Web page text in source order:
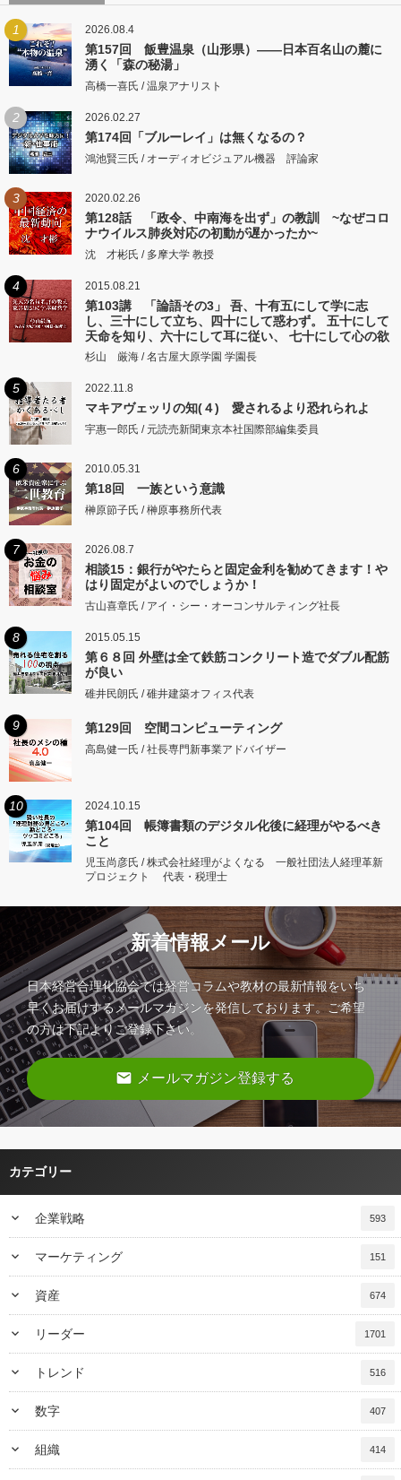
1 2026.08.4
第157回 飯豊温泉（山形県）――日本百名山の麓に
湧く「森の秘湯」
高橋一喜氏 / 温泉アナリスト
2 2026.02.27
第174回「ブルーレイ」は無くなるの？
鴻池賢三氏 / オーディオビジュアル機器 評論家
3 2020.02.26
第128話 「政令、中南海を出ず」の教訓 ~なぜコロ
ナウイルス肺炎対応の初動が遅かったか~
沈 才彬氏 / 多摩大学 教授
4 2015.08.21
第103講 「論語その3」 吾、十有五にして学に志
し、三十にして立ち、四十にして惑わず。 五十にして
天命を知り、六十にして耳に従い、 七十にして心の欲
するところに従いて矩をこえず。
杉山 厳海 / 名古屋大原学園 学園長
5 2022.11.8
マキアヴェッリの知(４) 愛されるより恐れられよ
宇惠一郎氏 / 元読売新聞東京本社国際部編集委員
6 2010.05.31
第18回 一族という意識
榊原節子氏 / 榊原事務所代表
7 2026.08.7
相談15：銀行がやたらと固定金利を勧めてきます！や
はり固定がよいのでしょうか！
古山喜章氏 / アイ・シー・オーコンサルティング社長
8 2015.05.15
第６８回 外壁は全て鉄筋コンクリート造でダブル配筋
が良い
碓井民朗氏 / 碓井建築オフィス代表
9 第129回 空間コンピューティング
高島健一氏 / 社長専門新事業アドバイザー
10 2024.10.15
第104回 帳簿書類のデジタル化後に経理がやるべき
こと
児玉尚彦氏 / 株式会社経理がよくなる 一般社団法人経理革新
プロジェクト 代表・税理士
新着情報メール
日本経営合理化協会では経営コラムや教材の最新情報をいち
早くお届けするメールマガジンを発信しております。ご希望
の方は下記よりご登録下さい。
email メールマガジン登録する
カテゴリー
keyboard_arrow_down 企業戦略 593
keyboard_arrow_down マーケティング 151
keyboard_arrow_down 資産 674
keyboard_arrow_down リーダー 1701
keyboard_arrow_down トレンド 516
keyboard_arrow_down 数字 407
keyboard_arrow_down 組織 414